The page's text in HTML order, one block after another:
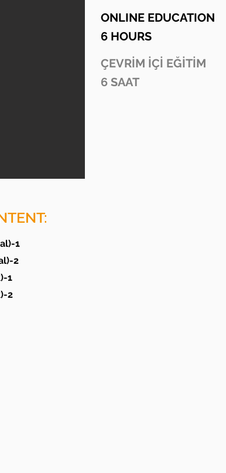
ONLINE EDUCATION
6 HOURS
ÇEVRİM İÇİ EĞİTİM
6 SAAT
1
2
1
2